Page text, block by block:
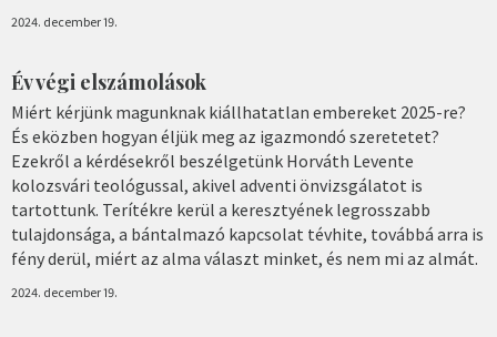
2024. december 19.
Év végi elszámolások
Miért kérjünk magunknak kiállhatatlan embereket 2025-re?
És eközben hogyan éljük meg az igazmondó szeretetet?
Ezekről a kérdésekről beszélgetünk Horváth Levente
kolozsvári teológussal, akivel adventi önvizsgálatot is
tartottunk. Terítékre kerül a keresztyének legrosszabb
tulajdonsága, a bántalmazó kapcsolat tévhite, továbbá arra is
fény derül, miért az alma választ minket, és nem mi az almát.
2024. december 19.